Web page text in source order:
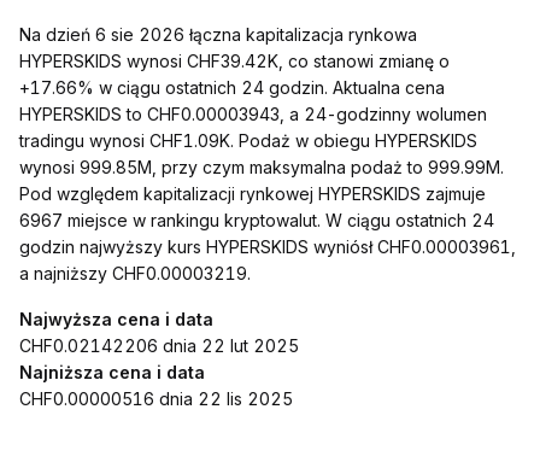
Na dzień 6 sie 2026 łączna kapitalizacja rynkowa
HYPERSKIDS wynosi CHF39.42K, co stanowi zmianę o
+17.66% w ciągu ostatnich 24 godzin. Aktualna cena
HYPERSKIDS to CHF0.00003943, a 24-godzinny wolumen
tradingu wynosi CHF1.09K. Podaż w obiegu HYPERSKIDS
wynosi 999.85M, przy czym maksymalna podaż to 999.99M.
Pod względem kapitalizacji rynkowej HYPERSKIDS zajmuje
6967 miejsce w rankingu kryptowalut. W ciągu ostatnich 24
godzin najwyższy kurs HYPERSKIDS wyniósł CHF0.00003961,
a najniższy CHF0.00003219.
Najwyższa cena i data
CHF0.02142206 dnia 22 lut 2025
Najniższa cena i data
CHF0.00000516 dnia 22 lis 2025